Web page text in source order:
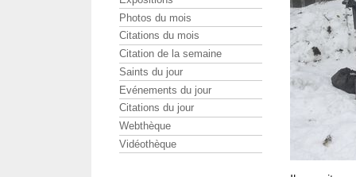
Photos du mois
Citations du mois
Citation de la semaine
Saints du jour
Evénements du jour
Citations du jour
Webthèque
Vidéothèque